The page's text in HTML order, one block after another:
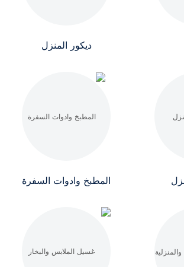
ديكور المنزل
المطبخ وادوات السفرة